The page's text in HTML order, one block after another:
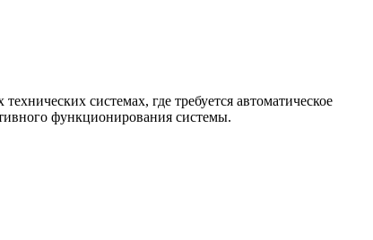
системах, где требуется автоматическое
функционирования системы.